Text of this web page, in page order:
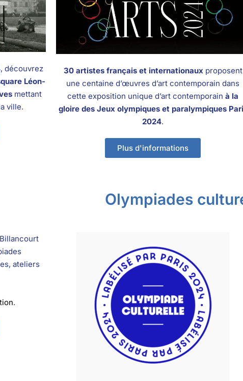
, découvrez
Léon-
mettant
ville.
30 artistes français et internationauxproposent
une centaine d’œuvres d’art contemporain dans
cette exposition unique d’art contemporain à la
gloire des Jeux olympiques et paralympiques
2024.
Plus d'informations
Olympiades
ateliers
.